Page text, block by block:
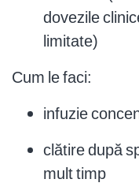
dovezile
limitate)
Cum le faci:
infuzie
clătire după
mult timp